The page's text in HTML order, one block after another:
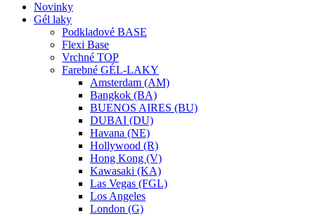
Novinky
Gél laky
Podkladové BASE
Flexi Base
Vrchné TOP
Farebné GÉL-LAKY
Amsterdam (AM)
Bangkok (BA)
BUENOS AIRES (BU)
DUBAI (DU)
Havana (NE)
Hollywood (R)
Hong Kong (V)
Kawasaki (KA)
Las Vegas (FGL)
Los Angeles
London (G)